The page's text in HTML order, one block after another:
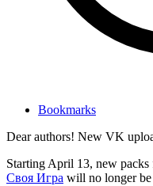
Bookmarks
Dear authors! New VK
Starting April 13, new
Своя Игра will no longer be